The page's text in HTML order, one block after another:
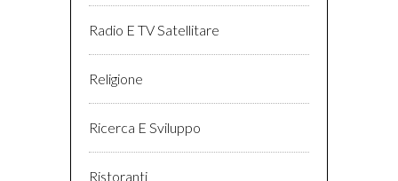
Radio E TV Satellitare
Religione
Ricerca E Sviluppo
Ristoranti